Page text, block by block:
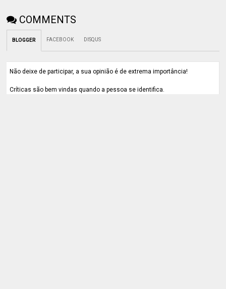
COMMENTS
BLOGGER FACEBOOK DISQUS
Não deixe de participar, a sua opinião é de extrema importância!
Críticas são bem vindas quando a pessoa se identifica.